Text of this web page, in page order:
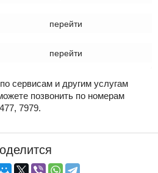
перейти
перейти
сервисам и другим услугам
позвонить по номерам
7979.